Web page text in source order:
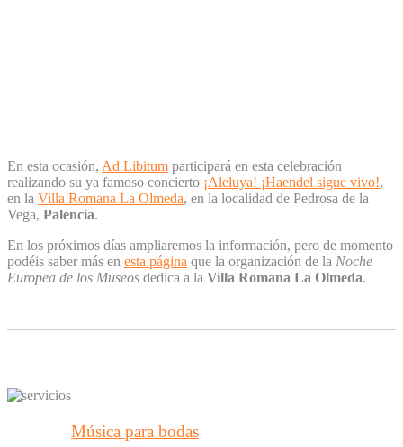
En esta ocasión, Ad Libitum participará en esta celebración
realizando su ya famoso concierto ¡Aleluya! ¡Haendel sigue vivo!,
en la Villa Romana La Olmeda, en la localidad de Pedrosa de la
Vega, Palencia.
En los próximos días ampliaremos la información, pero de momento
podéis saber más en esta página que la organización de la Noche
Europea de los Museos dedica a la Villa Romana La Olmeda.
Música para bodas